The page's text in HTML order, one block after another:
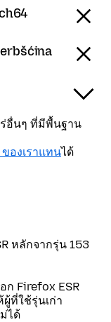
อื่นๆ ที่มีพื้นฐาน
องเราแทนได้
หลักจากรุ่น 153
ก Firefox ESR
ที่ใช้รุ่นเก่า
ได้